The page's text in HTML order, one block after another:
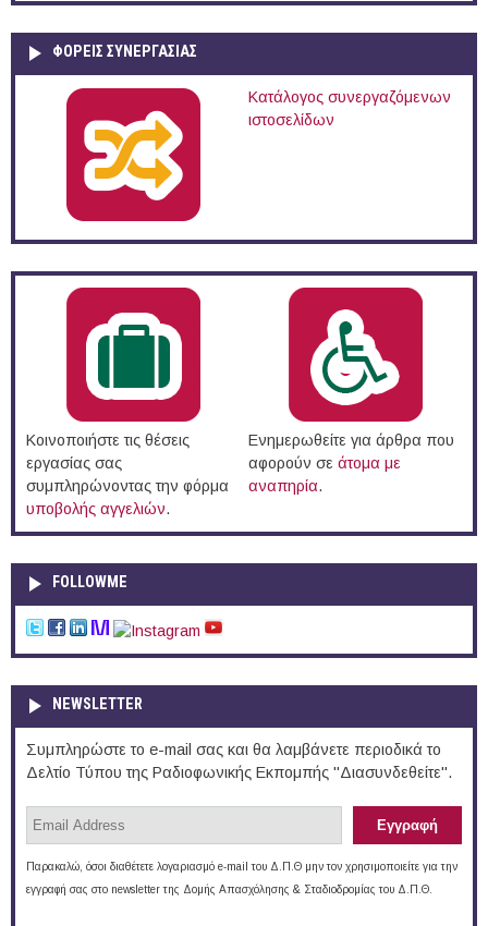
ΦΟΡΕΙΣ ΣΥΝΕΡΓΑΣΙΑΣ
Κατάλογος συνεργαζόμενων
ιστοσελίδων
Κοινοποιήστε τις θέσεις
εργασίας σας
συμπληρώνοντας την φόρμα
υποβολής αγγελιών.
Ενημερωθείτε για άρθρα που
αφορούν σε άτομα με
αναπηρία.
FOLLOWME
NEWSLETTER
Συμπληρώστε το e-mail σας και θα λαμβάνετε περιοδικά το
Δελτίο Τύπου της Ραδιοφωνικής Εκπομπής "Διασυνδεθείτε".
Παρακαλώ, όσοι διαθέτετε λογαριασμό e-mail του Δ.Π.Θ μην τον χρησιμοποιείτε για την
εγγραφή σας στο newsletter της Δομής Απασχόλησης & Σταδιοδρομίας του Δ.Π.Θ.